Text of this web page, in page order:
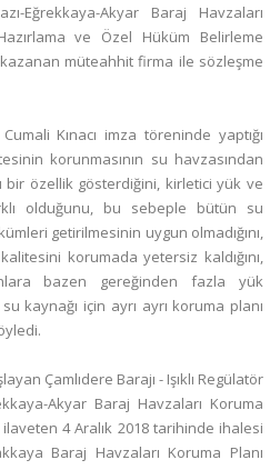
Eğrekkaya-Akyar Baraj Havzaları
ve Özel Hüküm Belirleme
kazanan müteahhit firma ile sözleşme
Kınacı imza töreninde yaptığı
korunmasının su havzasından
bir özellik gösterdiğini, kirletici yük ve
olduğunu, bu sebeple bütün su
getirilmesinin uygun olmadığını,
korumada yetersiz kaldığını,
bazen gereğinden fazla yük
kaynağı için ayrı ayrı koruma planı
Çamlıdere Barajı - Işıklı Regülatör
Akyar Baraj Havzaları Koruma
ilaveten 4 Aralık 2018 tarihinde ihalesi
Baraj Havzaları Koruma Planı